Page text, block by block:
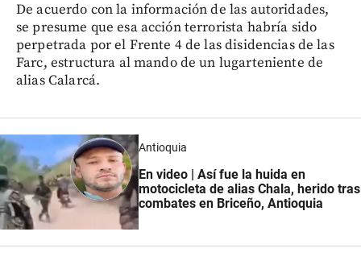
De acuerdo con la información de las autoridades,
se presume que esa acción terrorista habría sido
perpetrada por el Frente 4 de las disidencias de las
Farc, estructura al mando de un lugarteniente de
alias Calarcá.
Antioquia
En video | Así fue la huida en
motocicleta de alias Chala, herido tras
combates en Briceño, Antioquia